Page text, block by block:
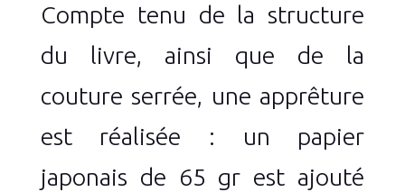
Compte tenu de la structure
du livre, ainsi que de la
couture serrée, une apprêture
est réalisée : un papier
japonais de 65 gr est ajouté